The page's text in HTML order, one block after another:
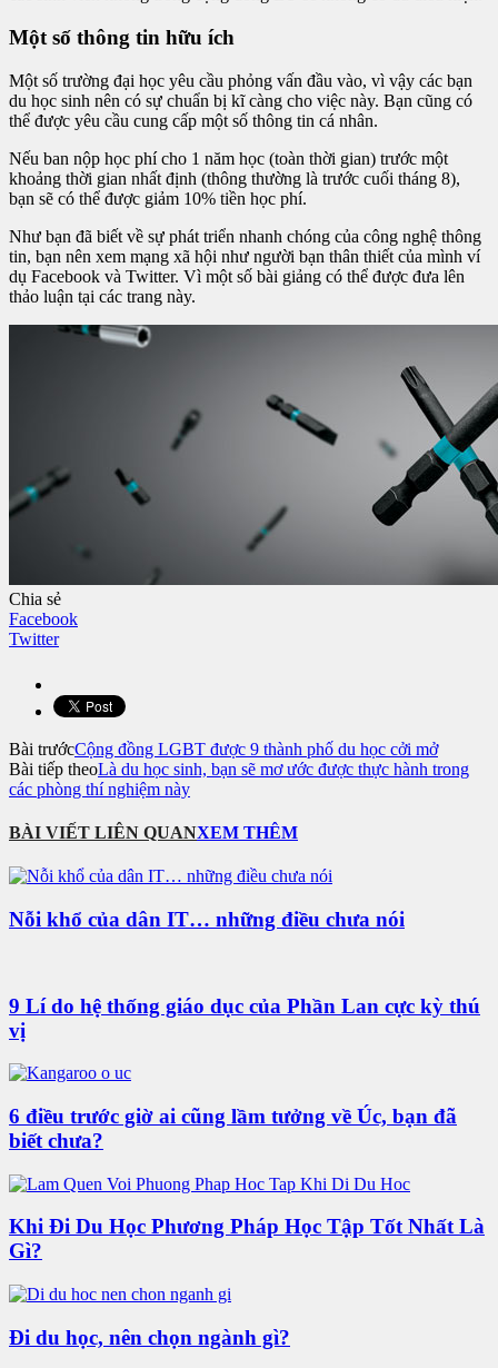
Một số thông tin hữu ích
Một số trường đại học yêu cầu phỏng vấn đầu vào, vì vậy các bạn
du học sinh nên có sự chuẩn bị kĩ càng cho việc này. Bạn cũng có
thể được yêu cầu cung cấp một số thông tin cá nhân.
Nếu ban nộp học phí cho 1 năm học (toàn thời gian) trước một
khoảng thời gian nhất định (thông thường là trước cuối tháng 8),
bạn sẽ có thể được giảm 10% tiền học phí.
Như bạn đã biết về sự phát triển nhanh chóng của công nghệ thông
tin, bạn nên xem mạng xã hội như người bạn thân thiết của mình ví
dụ Facebook và Twitter. Vì một số bài giảng có thể được đưa lên
thảo luận tại các trang này.
Chia sẻ
Facebook
Twitter
Bài trướcCộng đồng LGBT được 9 thành phố du học cởi mở
Bài tiếp theoLà du học sinh, bạn sẽ mơ ước được thực hành trong
các phòng thí nghiệm này
BÀI VIẾT LIÊN QUANXEM THÊM
Nỗi khổ của dân IT… những điều chưa nói
9 Lí do hệ thống giáo dục của Phần Lan cực kỳ thú
vị
6 điều trước giờ ai cũng lầm tưởng về Úc, bạn đã
biết chưa?
Khi Đi Du Học Phương Pháp Học Tập Tốt Nhất Là
Gì?
Đi du học, nên chọn ngành gì?